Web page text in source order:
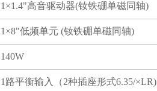
1×1.4"高音驱动器(钕铁硼单磁同轴)
1×8"低频单元 (钕铁硼单磁同轴)
140W
1路平衡输入（2种插座形式6.35/×LR)